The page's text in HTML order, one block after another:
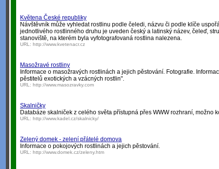
Květena České republiky
Návštěvník může vyhledat rostlinu podle čeledi, názvu či podle klíče
jednotlivého rostlinného druhu je uveden český a latinský název, čeleď,
stanoviště, na kterém byla vyfotografovaná rostlina nalezena.
URL: http://www.kvetenacr.cz
Masožravé rostliny
Informace o masožravých rostlinách a jejich pěstování. Fotografie.
pěstitelů exotických a vzácných rostlin".
URL: http://www.masozravky.com
Skalničky
Databáze skalniček z celého světa přístupná přes WWW rozhraní, možno
URL: http://www.kadel.cz/skalnicky/
Zelený domek - zelení přátelé domova
Informace o pokojových rostlinách a jejich pěstování.
URL: http://www.domek.cz/zeleny.htm